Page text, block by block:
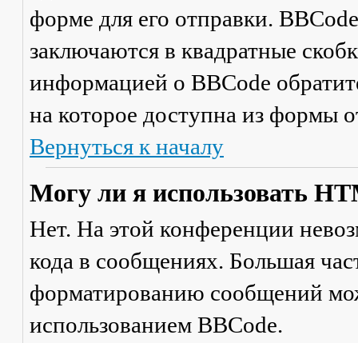
форме для его отправки.
заключаются в квадратные
информацией о BBCode
на которое доступна из формы
Вернуться к началу
Могу ли я использовать
Нет. На этой конференции
кода в сообщениях. Большая
форматированию сообщений
использованием BBCode.